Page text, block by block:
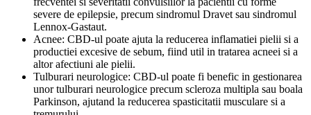
severe de epilepsie, precum sindromul Dravet sau sindromul
Lennox-Gastaut.
Acnee: CBD-ul poate ajuta la reducerea inflamatiei pielii si a
productiei excesive de sebum, fiind util in tratarea acneei si a
altor afectiuni ale pielii.
Tulburari neurologice: CBD-ul poate fi benefic in gestionarea
unor tulburari neurologice precum scleroza multipla sau boala
Parkinson, ajutand la reducerea spasticitatii musculare si a